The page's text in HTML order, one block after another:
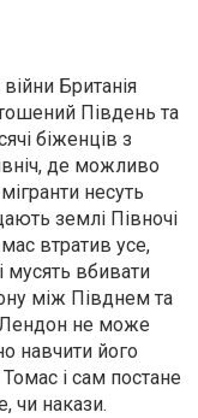
Британія
Південь та
біженців з
де можливо
несуть
землі Півночі
втратив усе,
мусять вбивати
між Півднем та
Лендон не може
навчити його
і сам постане
чи накази.